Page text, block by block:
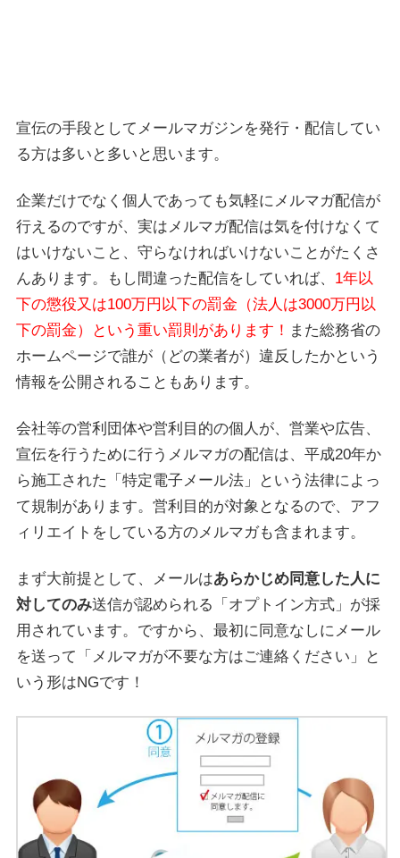
宣伝の手段としてメールマガジンを発行・配信してい
る方は多いと多いと思います。
企業だけでなく個人であっても気軽にメルマガ配信が
行えるのですが、実はメルマガ配信は気を付けなくて
はいけないこと、守らなければいけないことがたくさ
んあります。もし間違った配信をしていれば、 1年以
下の懲役又は100万円以下の罰金（法人は3000万円以
下の罰金）という重い罰則があります！ また総務省の
ホームページで誰が（どの業者が）違反したかという
情報を公開されることもあります。
会社等の営利団体や営利目的の個人が、営業や広告、
宣伝を行うために行うメルマガの配信は、平成20年か
ら施工された「特定電子メール法」という法律によっ
て規制があります。営利目的が対象となるので、アフ
ィリエイトをしている方のメルマガも含まれます。
まず大前提として、メールはあらかじめ同意した人に
対してのみ送信が認められる「オプトイン方式」が採
用されています。ですから、最初に同意なしにメール
を送って「メルマガが不要な方はご連絡ください」と
いう形はNGです！